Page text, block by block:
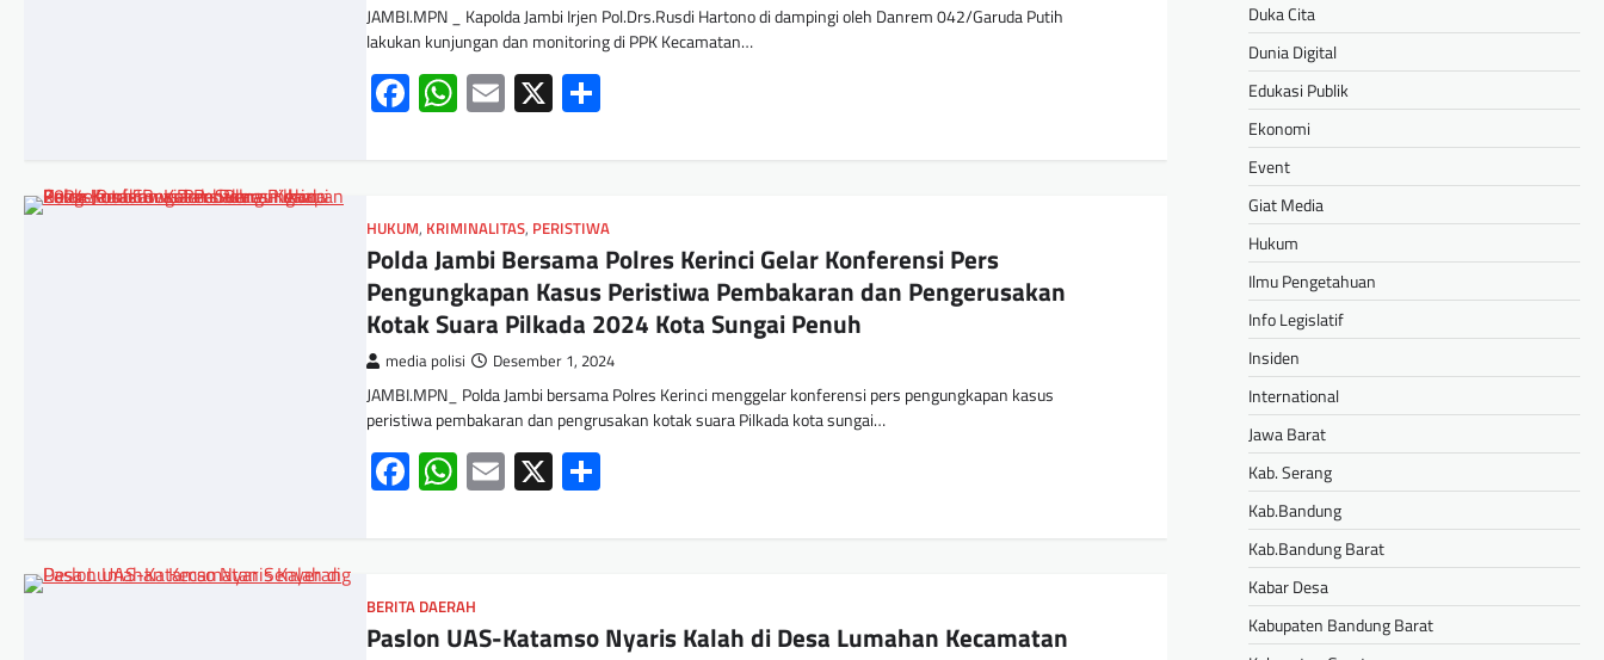
JAMBI.MPN _ Kapolda Jambi Irjen Pol.Drs.Rusdi Hartono di dampingi oleh Danrem 042/Garuda Putih
lakukan kunjungan dan monitoring di PPK Kecamatan…
Facebook
WhatsApp
Email
X
HUKUM, KRIMINALITAS, PERISTIWA
Polda Jambi Bersama Polres Kerinci Gelar Konferensi Pers
Pengungkapan Kasus Peristiwa Pembakaran dan Pengerusakan
Kotak Suara Pilkada 2024 Kota Sungai Penuh
media polisi Desember 1, 2024
JAMBI.MPN_ Polda Jambi bersama Polres Kerinci menggelar konferensi pers pengungkapan kasus
peristiwa pembakaran dan pengrusakan kotak suara Pilkada kota sungai…
Facebook
WhatsApp
Email
X
BERITA DAERAH
Paslon UAS-Katamso Nyaris Kalah di Desa Lumahan Kecamatan
Duka Cita
Dunia Digital
Edukasi Publik
Ekonomi
Event
Giat Media
Hukum
Ilmu Pengetahuan
Info Legislatif
Insiden
International
Jawa Barat
Kab. Serang
Kab.Bandung
Kab.Bandung Barat
Kabar Desa
Kabupaten Bandung Barat